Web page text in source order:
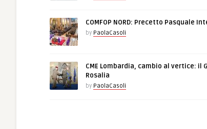
COMFOP NORD: Precetto Pasquale
by PaolaCasoli
CME Lombardia, cambio al vertice: il
Rosalia
by PaolaCasoli